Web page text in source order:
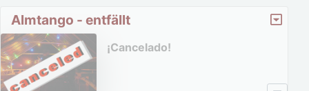
Almtango - entfällt
¡Cancelado!